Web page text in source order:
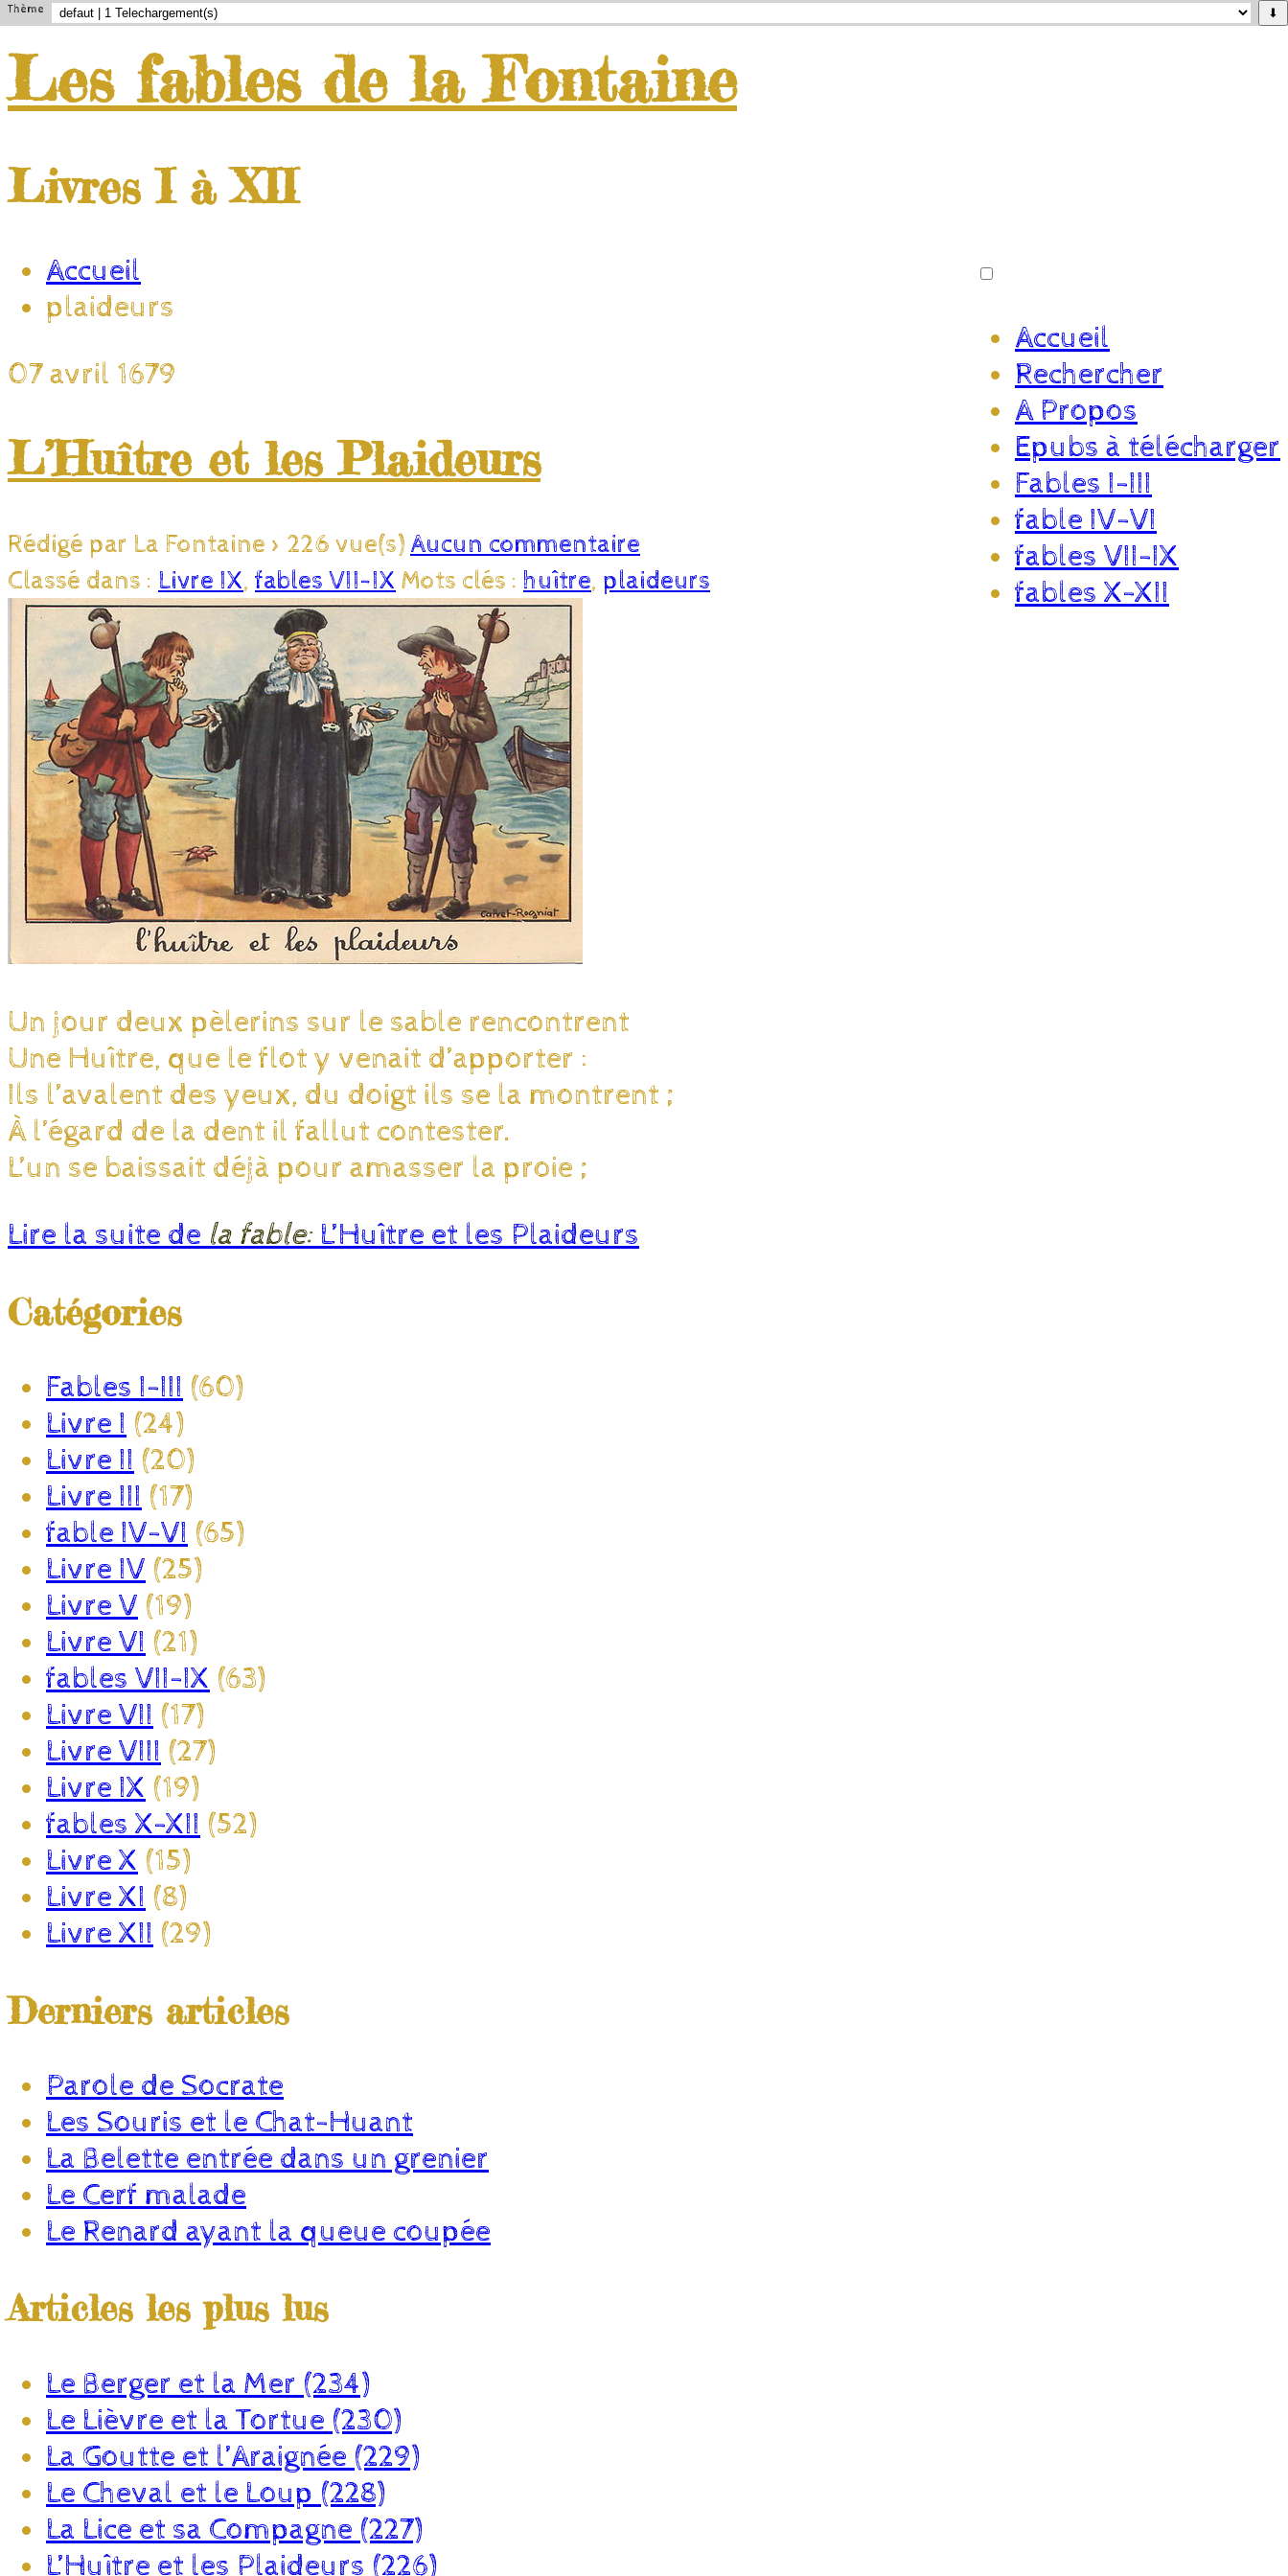
Thème ⬇
Les fables de la Fontaine
Livres I à XII
Accueil
Rechercher
A Propos
Epubs à télécharger
Fables I-III
fable IV-VI
fables VII-IX
fables X-XII
Accueil
plaideurs
07 avril 1679
L’Huître et les Plaideurs
Rédigé par La Fontaine > 226 vue(s) Aucun commentaire
Classé dans : Livre IX, fables VII-IX Mots clés : huître, plaideurs
Un jour deux pèlerins sur le sable rencontrent
Une Huître, que le flot y venait d’apporter :
Ils l’avalent des yeux, du doigt ils se la montrent ;
À l’égard de la dent il fallut contester.
L’un se baissait déjà pour amasser la proie ;
Lire la suite de la fable: L’Huître et les Plaideurs
Catégories
Fables I-III (60)
Livre I (24)
Livre II (20)
Livre III (17)
fable IV-VI (65)
Livre IV (25)
Livre V (19)
Livre VI (21)
fables VII-IX (63)
Livre VII (17)
Livre VIII (27)
Livre IX (19)
fables X-XII (52)
Livre X (15)
Livre XI (8)
Livre XII (29)
Derniers articles
Parole de Socrate
Les Souris et le Chat-Huant
La Belette entrée dans un grenier
Le Cerf malade
Le Renard ayant la queue coupée
Articles les plus lus
Le Berger et la Mer (234)
Le Lièvre et la Tortue (230)
La Goutte et l’Araignée (229)
Le Cheval et le Loup (228)
La Lice et sa Compagne (227)
L’Huître et les Plaideurs (226)